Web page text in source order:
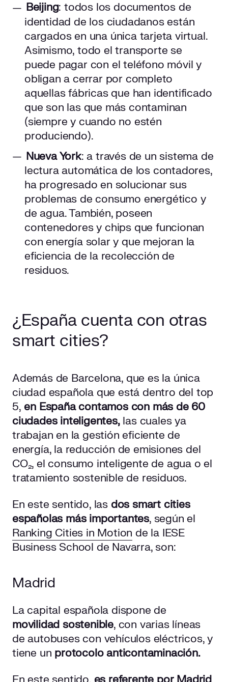
Beijing: todos los documentos de
identidad de los ciudadanos están
cargados en una única tarjeta virtual.
Asimismo, todo el transporte se
puede pagar con el teléfono móvil y
obligan a cerrar por completo
aquellas fábricas que han identificado
que son las que más contaminan
(siempre y cuando no estén
produciendo).
Nueva York: a través de un sistema de
lectura automática de los contadores,
ha progresado en solucionar sus
problemas de consumo energético y
de agua. También, poseen
contenedores y chips que funcionan
con energía solar y que mejoran la
eficiencia de la recolección de
residuos.
¿España cuenta con otras
smart cities?
Además de Barcelona, que es la única
ciudad española que está dentro del top
5, en España contamos con más de 60
ciudades inteligentes,las cuales ya
trabajan en la gestión eficiente de
energía, la reducción de emisiones del
CO₂, el consumo inteligente de agua o el
tratamiento sostenible de residuos.
En este sentido, las dos smart cities
españolas más importantes, según el
Ranking Cities in Motion de la IESE
Business School de Navarra, son:
Madrid
La capital española dispone de
movilidad sostenible, con varias líneas
de autobuses con vehículos eléctricos, y
tiene un protocolo anticontaminación.